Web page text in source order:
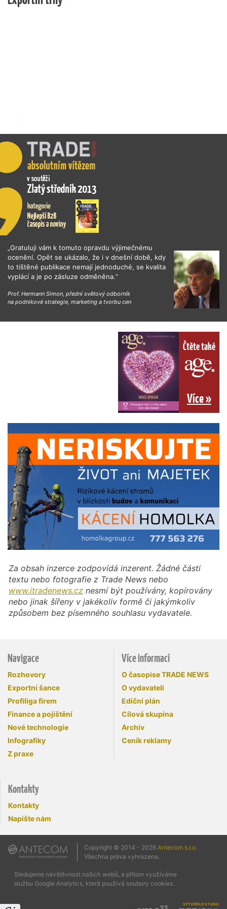
příběh.
„Gratuluji vám k tomuto opravdu výjimečnému
ocenění. Opět se ukázalo, že i v dnešní době, kdy
to tištěné publikace nemají jednoduché, se kvalita
vyplácí a je po zásluze odměněna.“
Prof. Hermann Simon, přední světový odborník
na podnikové strategie, marketing a tvorbu cen
Čtěte také
Více »
Za obsah inzerce zodpovídá inzerent. Žádné části
textu nebo fotografie z Trade News nebo
www.itradenews.cz nesmí být používány, kopírovány
nebo jinak šířeny v jakékoliv formě či jakýmkoliv
způsobem bez písemného souhlasu vydavatele.
Navigace
Rozhovory
Exportní šance
Profiliga firem
Finance a pojištění
Nové technologie
Infografiky
Z praxe
Více informací
O časopise TRADE NEWS
O vydavateli
Ediční plán
Cílová skupina
Archiv
Ceník reklamy
Kontakty
Kontakty
Napište nám
Copyright © 2014 - 2026 Antecom s.r.o.
Všechna práva vyhrazena.
Sledujeme návštěvnost našich webů, a přitom využíváme
službu Google Analytics, která používá soubory cookies.
vytvořilo studio